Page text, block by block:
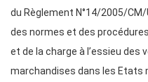
du Règlement N°14/2005/
des normes et des
et de la charge à l’essieu des
marchandises dans les Etats